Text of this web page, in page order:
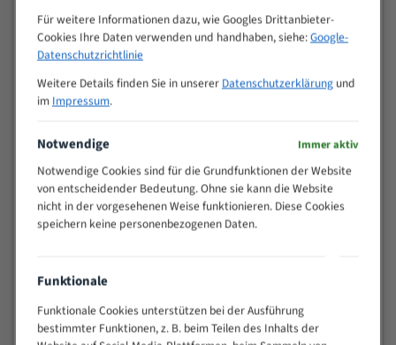
M (mm)
Zähne pro
Zoll (ZpZ))
>
10/14
15 - 40
8/12
25 - 50
35 - 70
80 - 180
3/4
130 -
350
2/3
200 -
> 500
0,75/1,25
Für weitere Informationen dazu, wie Googles Drittanbieter-
Cookies Ihre Daten verwenden und handhaben, siehe:Google-
Datenschutzrichtlinie
Weitere Details finden Sie in unserer Datenschutzerklärungund
im Impressum.
Notwendige Immer aktiv
Notwendige Cookies sind für die Grundfunktionen der Website
von entscheidender Bedeutung. Ohne sie kann die Website
nicht in der vorgesehenen Weise funktionieren. Diese Cookies
speichern keine personenbezogenen Daten.
Funktionale
Funktionale Cookies unterstützen bei der Ausführung
bestimmter Funktionen, z. B. beim Teilen des Inhalts der